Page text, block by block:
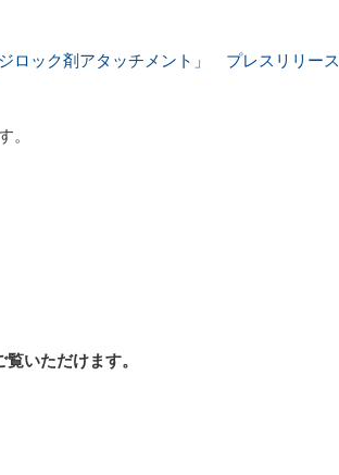
ロック剤アタッチメント」 プレスリリース
。
いただけます。